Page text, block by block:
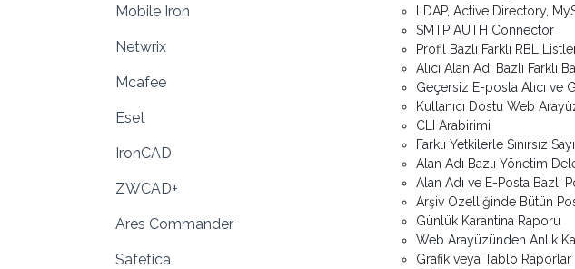
LDAP, Active Directory,
SMTP AUTH Connector
Profil Bazlı Farklı RBL
Alıcı Alan Adı Bazlı Farklı
Geçersiz E-posta Alıcı
Kullanıcı Dostu Web
CLI Arabirimi
Farklı Yetkilerle Sınırsız
Alan Adı Bazlı Yönetim
Alan Adı ve E-Posta Bazlı
Arşiv Özelliğinde Bütün
Günlük Karantina Raporu
Web Arayüzünden Anlık
Grafik veya Tablo Raporlar
Mobile Iron
Netwrix
Mcafee
Eset
IronCAD
ZWCAD+
Ares Commander
Safetica